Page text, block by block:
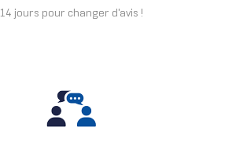
14 jours pour changer d'avis !